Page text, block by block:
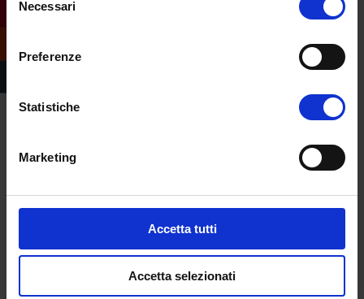
delNecessari
Preferenze
Statistiche
Marketing
Accetta tutti
Accetta selezionati
interlocutore”